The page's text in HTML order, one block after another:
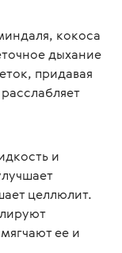
кокоса
дыхание
придавая
и
целлюлит.
ее и